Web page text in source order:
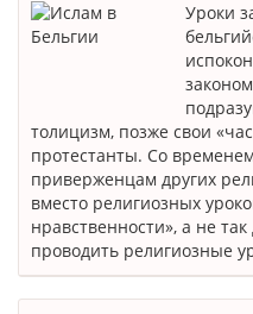
Уроки
толицизм, позже свои
протестанты. Со
приверженцам других
вместо религиозных
нравственности», а не
проводить религиозные